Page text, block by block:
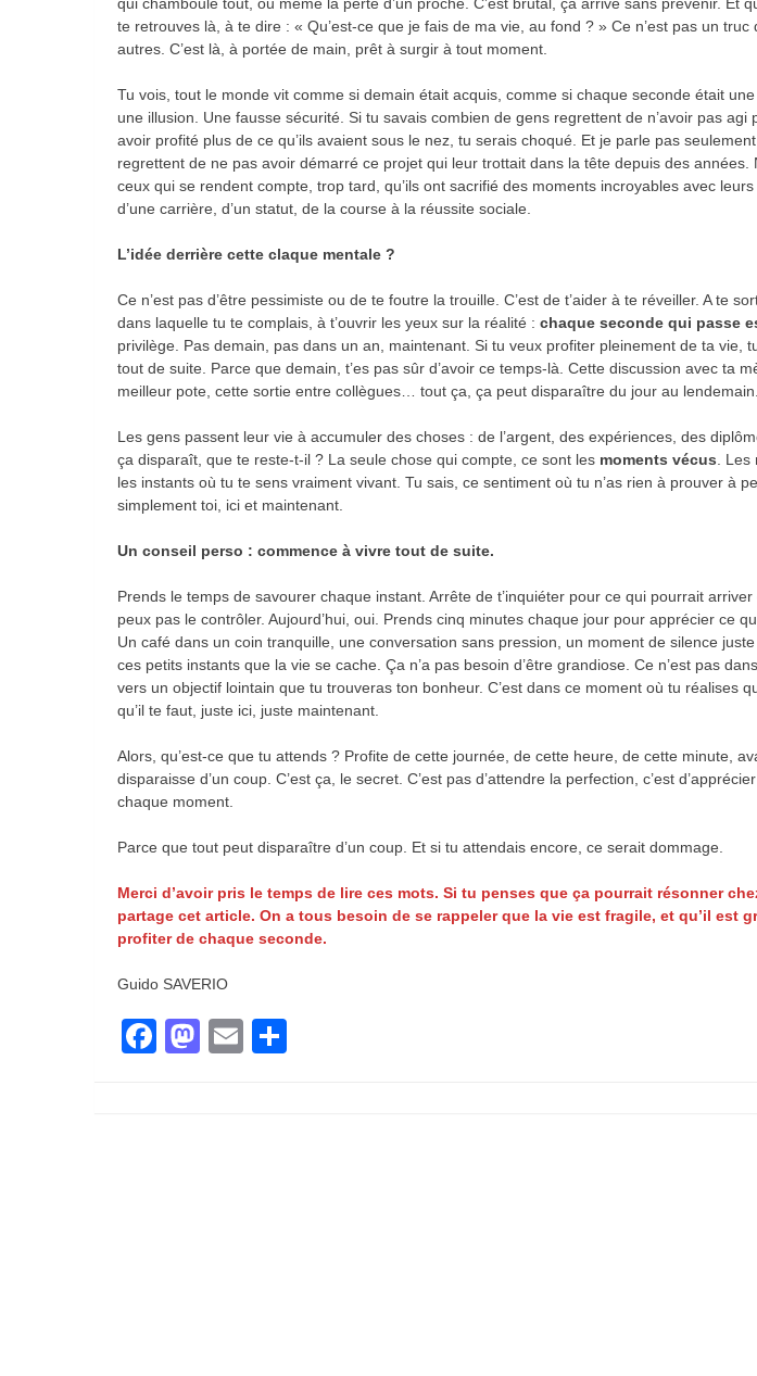
te retrouves là, à te dire : « Qu’est-ce que je fais de ma vie, au fond ? » Ce n’est pas un truc
autres. C’est là, à portée de main, prêt à surgir à tout moment.
Tu vois, tout le monde vit comme si demain était acquis, comme si chaque seconde était une
une illusion. Une fausse sécurité. Si tu savais combien de gens regrettent de n’avoir pas agi
avoir profité plus de ce qu’ils avaient sous le nez, tu serais choqué. Et je parle pas
regrettent de ne pas avoir démarré ce projet qui leur trottait dans la tête depuis des années.
ceux qui se rendent compte, trop tard, qu’ils ont sacrifié des moments incroyables avec
d’une carrière, d’un statut, de la course à la réussite sociale.
L’idée derrière cette claque mentale ?
Ce n’est pas d’être pessimiste ou de te foutre la trouille. C’est de t’aider à te réveiller. A te
dans laquelle tu te complais, à t’ouvrir les yeux sur la réalité : chaque seconde qui passe
privilège. Pas demain, pas dans un an, maintenant. Si tu veux profiter pleinement de ta vie,
tout de suite. Parce que demain, t’es pas sûr d’avoir ce temps-là. Cette discussion avec ta
meilleur pote, cette sortie entre collègues… tout ça, ça peut disparaître du jour au
Les gens passent leur vie à accumuler des choses : de l’argent, des expériences, des
ça disparaît, que te reste-t-il ? La seule chose qui compte, ce sont les moments vécus .
les instants où tu te sens vraiment vivant. Tu sais, ce sentiment où tu n’as rien à prouver à
simplement toi, ici et maintenant.
Un conseil perso : commence à vivre tout de suite.
Prends le temps de savourer chaque instant. Arrête de t’inquiéter pour ce qui pourrait
peux pas le contrôler. Aujourd’hui, oui. Prends cinq minutes chaque jour pour apprécier ce
Un café dans un coin tranquille, une conversation sans pression, un moment de silence juste
ces petits instants que la vie se cache. Ça n’a pas besoin d’être grandiose. Ce n’est pas
vers un objectif lointain que tu trouveras ton bonheur. C’est dans ce moment où tu réalises
qu’il te faut, juste ici, juste maintenant.
Alors, qu’est-ce que tu attends ? Profite de cette journée, de cette heure, de cette minute,
disparaisse d’un coup. C’est ça, le secret. C’est pas d’attendre la perfection, c’est
chaque moment.
Parce que tout peut disparaître d’un coup. Et si tu attendais encore, ce serait dommage.
Merci d’avoir pris le temps de lire ces mots. Si tu penses que ça pourrait résonner
partage cet article. On a tous besoin de se rappeler que la vie est fragile, et qu’il est
profiter de chaque seconde.
Guido SAVERIO
Facebook
Mastodon
Email